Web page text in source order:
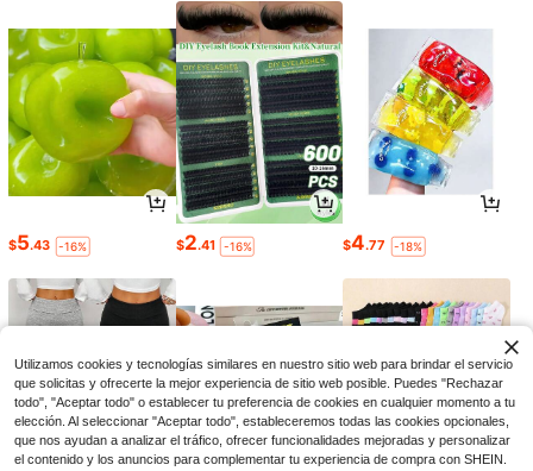
$5.43 -16% $2.41 -16% $4.77 -18%
Utilizamos cookies y tecnologías similares en nuestro sitio web para brindar el servicio
que solicitas y ofrecerte la mejor experiencia de sitio web posible. Puedes "Rechazar
todo", "Aceptar todo" o establecer tu preferencia de cookies en cualquier momento a tu
elección. Al seleccionar "Aceptar todo", estableceremos todas las cookies opcionales,
que nos ayudan a analizar el tráfico, ofrecer funcionalidades mejoradas y personalizar
el contenido y los anuncios para complementar tu experiencia de compra con SHEIN.